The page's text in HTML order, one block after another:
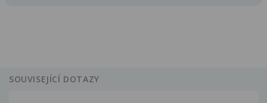
SOUVISEJÍCÍ DOTAZY